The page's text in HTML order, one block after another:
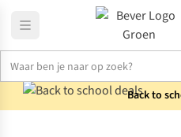
Back to